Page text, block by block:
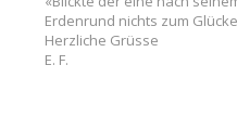
Erdenrund nichts zum
Herzliche Grüsse
E. F.